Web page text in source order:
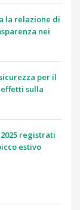
la relazione di
nei
per il
effetti sulla
registrati
estivo